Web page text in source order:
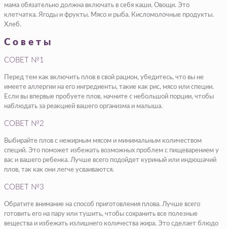
мама обязательно должна включать в себя каши. Овощи. Это
клетчатка. Ягоды и фрукты. Мясо и рыба. Кисломолочные продукты.
Хлеб.
Советы
СОВЕТ №1
Перед тем как включить плов в свой рацион, убедитесь, что вы не
имеете аллергии на его ингредиенты, такие как рис, мясо или специи.
Если вы впервые пробуете плов, начните с небольшой порции, чтобы
наблюдать за реакцией вашего организма и малыша.
СОВЕТ №2
Выбирайте плов с нежирным мясом и минимальным количеством
специй. Это поможет избежать возможных проблем с пищеварением у
вас и вашего ребенка. Лучше всего подойдет куриный или индюшачий
плов, так как они легче усваиваются.
СОВЕТ №3
Обратите внимание на способ приготовления плова. Лучше всего
готовить его на пару или тушить, чтобы сохранить все полезные
вещества и избежать излишнего количества жира. Это сделает блюдо